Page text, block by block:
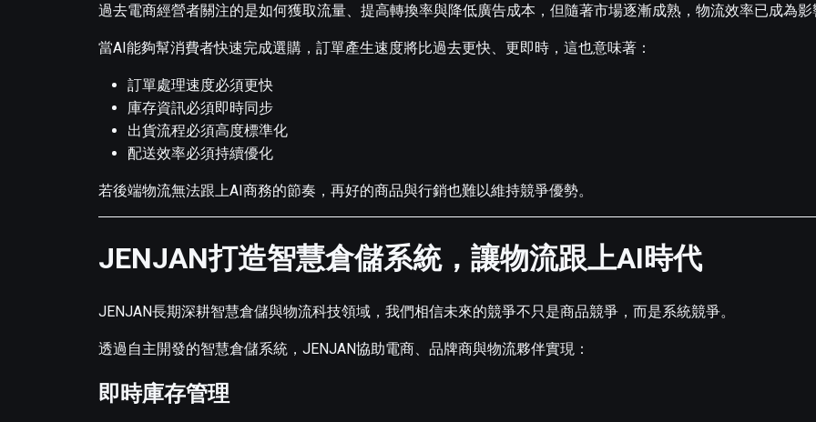
過去電商經營者關注的是如何獲取流量、提高轉換率與降低廣告成本，但隨著市場逐漸成熟，物流效率已成為
當AI能夠幫消費者快速完成選購，訂單產生速度將比過去更快、更即時，這也意味著：
訂單處理速度必須更快
庫存資訊必須即時同步
出貨流程必須高度標準化
配送效率必須持續優化
若後端物流無法跟上AI商務的節奏，再好的商品與行銷也難以維持競爭優勢。
JENJAN打造智慧倉儲系統，讓物流跟上AI時代
JENJAN長期深耕智慧倉儲與物流科技領域，我們相信未來的競爭不只是商品競爭，而是系統競爭。
透過自主開發的智慧倉儲系統，JENJAN協助電商、品牌商與物流夥伴實現：
即時庫存管理